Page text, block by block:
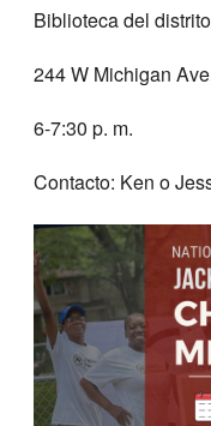
Biblioteca del
244 W Michigan
6-7:30 p. m.
Contacto: Ken o